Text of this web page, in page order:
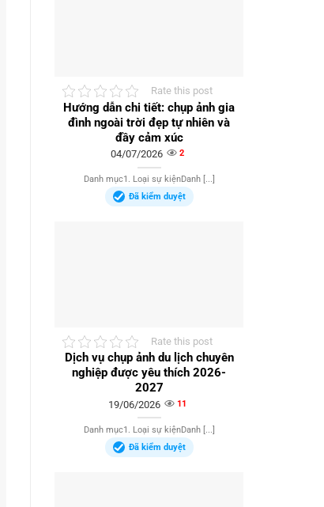
Rate this post
Hướng dẫn chi tiết: chụp ảnh gia
đình ngoài trời đẹp tự nhiên và
đầy cảm xúc
04/07/2026 2
Danh mục1. Loại sự kiệnDanh [...]
Đã kiểm duyệt
Rate this post
Dịch vụ chụp ảnh du lịch chuyên
nghiệp được yêu thích 2026-
2027
19/06/2026 11
Danh mục1. Loại sự kiệnDanh [...]
Đã kiểm duyệt